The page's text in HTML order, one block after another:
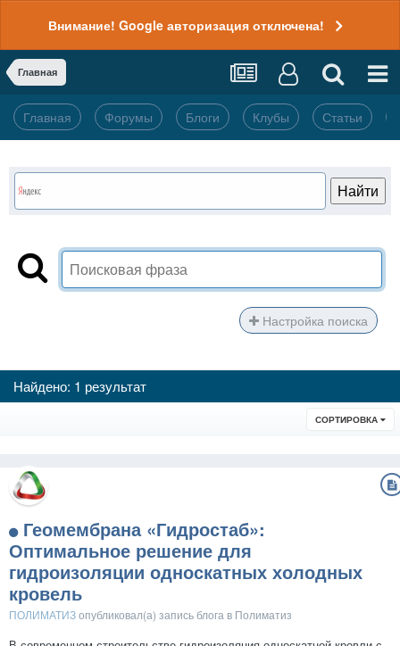
Внимание! Google авторизация отключена!
Главная
Главная Форумы Блоги Клубы Статьи
Настройка поиска
Найдено: 1 результат
СОРТИРОВКА
Геомембрана «Гидростаб»:
Оптимальное решение для
гидроизоляции односкатных холодных
кровель
ПОЛИМАТИЗопубликовал(а) запись блога в Полиматиз